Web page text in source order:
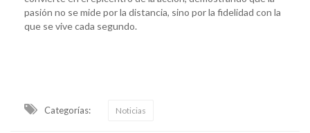
pasión no se mide por la distancia, sino por la fidelidad con la
que se vive cada segundo.
Categorías: Noticias